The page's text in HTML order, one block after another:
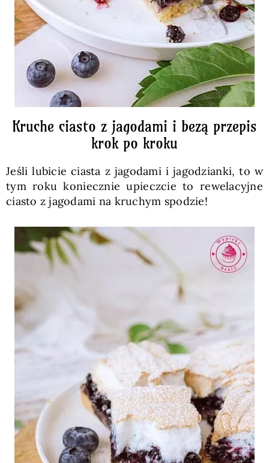
Kruche ciasto z jagodami i bezą przepis
krok po kroku
Jeśli lubicie ciasta z jagodami i jagodzianki, to w
tym roku koniecznie upieczcie to rewelacyjne
ciasto z jagodami na kruchym spodzie!